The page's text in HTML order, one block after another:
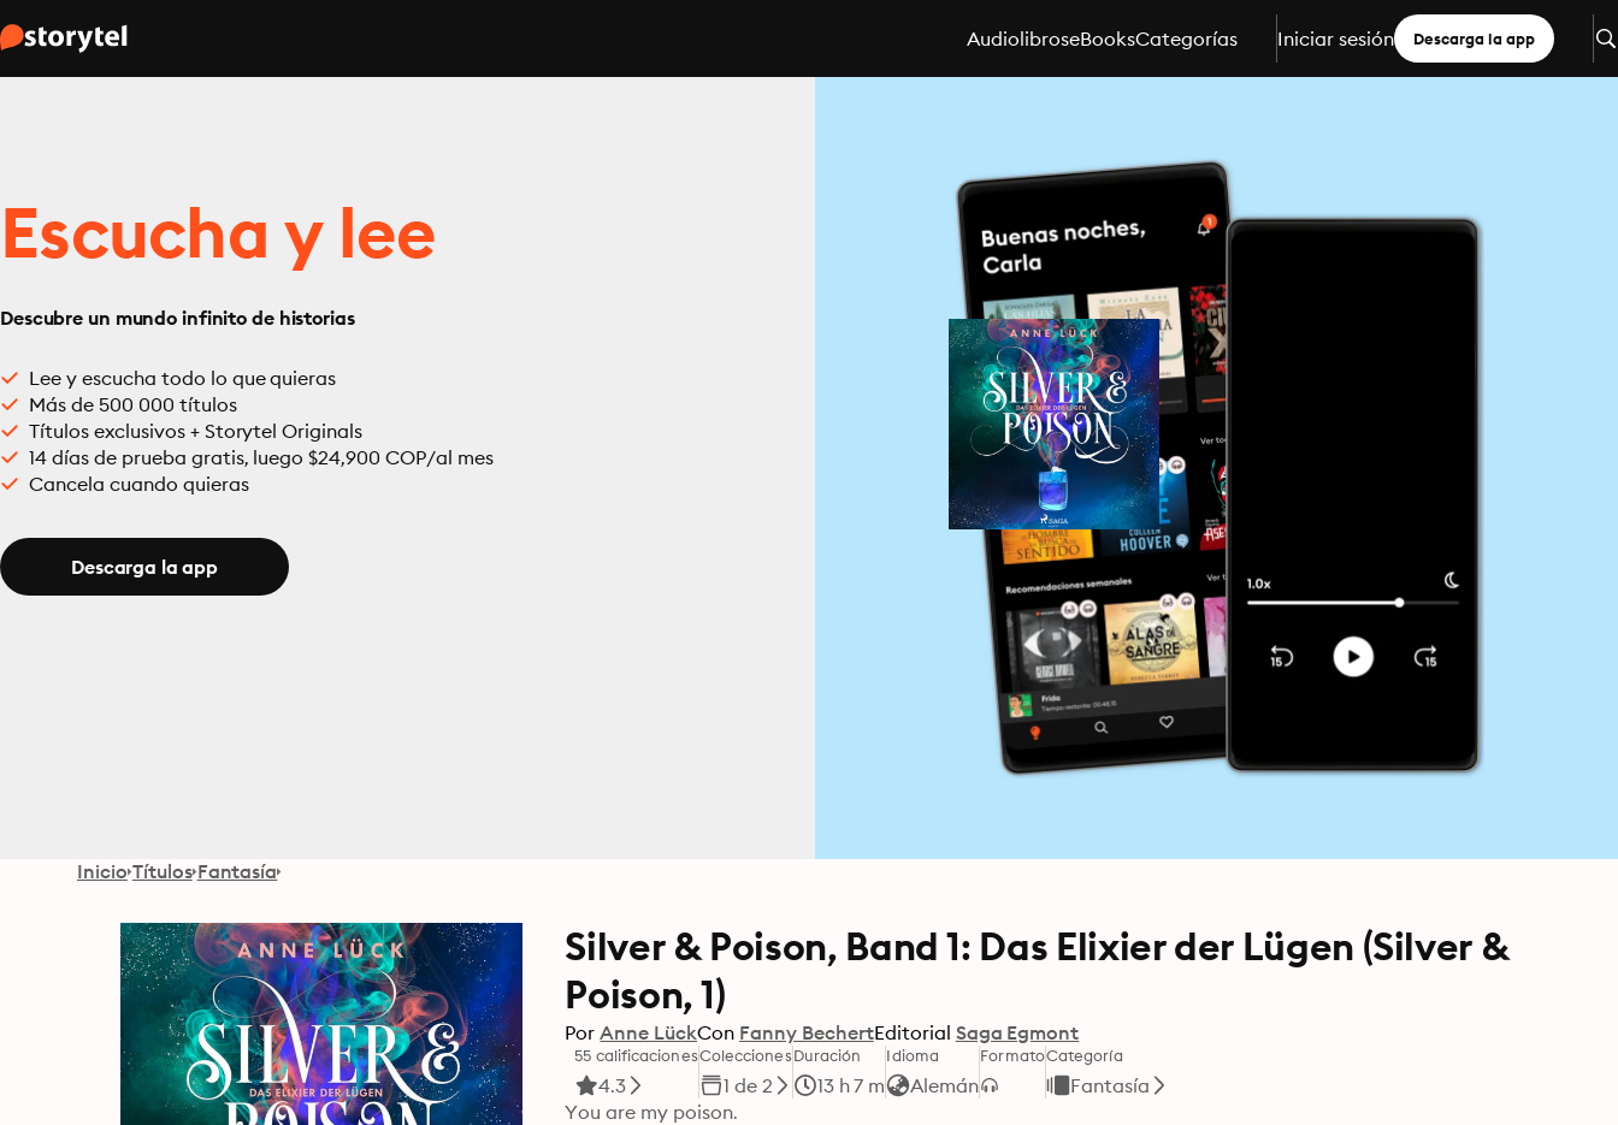
AudiolibroseBooksCategorías Iniciar sesión Descarga la app
Escucha y lee
Descubre un mundo infinito de historias
Lee y escucha todo lo que quieras
Más de 500 000 títulos
Títulos exclusivos + Storytel Originals
14 días de prueba gratis, luego $24,900 COP/al mes
Cancela cuando quieras
Descarga la app
Inicio Títulos Fantasía
Silver & Poison, Band 1: Das Elixier der Lügen (Silver &
Poison, 1)
Por Anne LückCon Fanny BechertEditorial Saga Egmont
55 calificaciones
4.3
Colecciones
1 de 2
Duración
13 h 7 m
Idioma
Alemán
FormatoCategoría
Fantasía
You are my poison.